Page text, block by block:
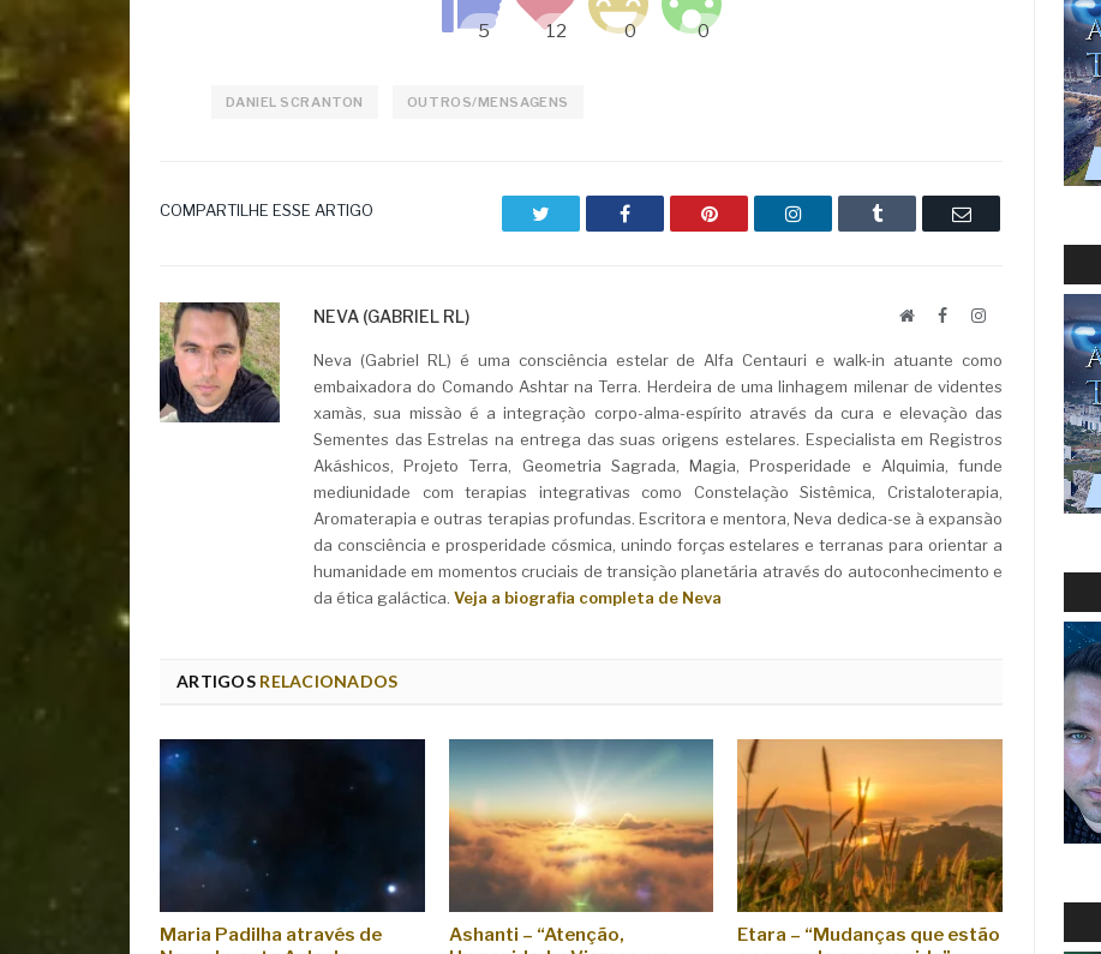
DANIEL SCRANTON OUTROS/MENSAGENS
COMPARTILHE ESSE ARTIGO Facebook Pinterest LinkedIn Tumblr Email
NEVA (GABRIEL RL) WebsiteFacebookLinkedIn
Neva (Gabriel RL) é uma consciência estelar de Alfa Centauri e walk-in atuante como
embaixadora do Comando Ashtar na Terra. Herdeira de uma linhagem milenar de videntes
xamãs, sua missão é a integração corpo-alma-espírito através da cura e elevação das
Sementes das Estrelas na entrega das suas origens estelares. Especialista em Registros
Akáshicos, Projeto Terra, Geometria Sagrada, Magia, Prosperidade e Alquimia, funde
mediunidade com terapias integrativas como Constelação Sistêmica, Cristaloterapia,
Aromaterapia e outras terapias profundas. Escritora e mentora, Neva dedica-se à expansão
da consciência e prosperidade cósmica, unindo forças estelares e terranas para orientar a
humanidade em momentos cruciais de transição planetária através do autoconhecimento e
da ética galáctica. Veja a biografia completa de Neva
ARTIGOSRELACIONADOS
Maria Padilha através de
Ashanti – “Atenção,
Etara – “Mudanças que estão